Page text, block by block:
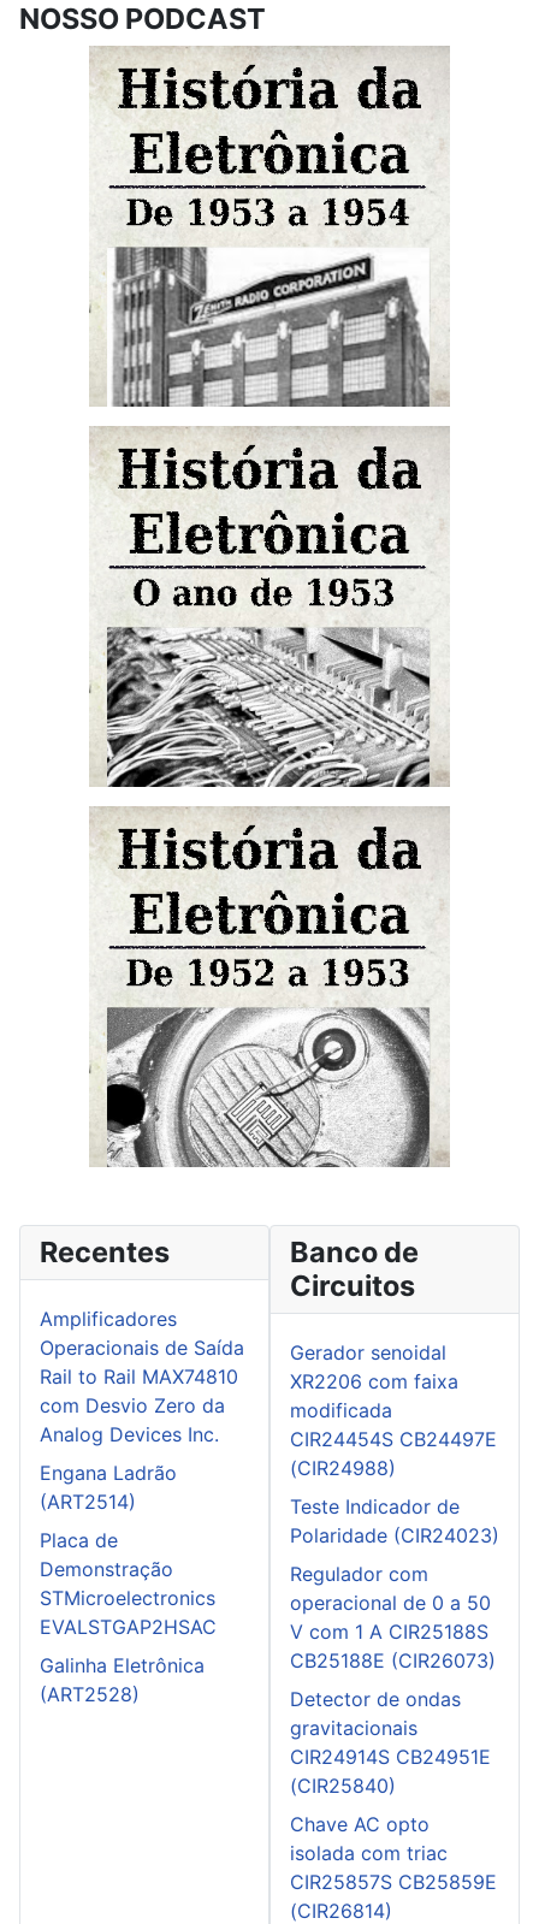
NOSSO PODCAST
Recentes
Amplificadores
Operacionais de Saída
Rail to Rail MAX74810
com Desvio Zero da
Analog Devices Inc.
Engana Ladrão
(ART2514)
Placa de
Demonstração
STMicroelectronics
EVALSTGAP2HSAC
Galinha Eletrônica
(ART2528)
Banco de
Circuitos
Gerador senoidal
XR2206 com faixa
modificada
CIR24454S CB24497E
(CIR24988)
Teste Indicador de
Polaridade (CIR24023)
Regulador com
operacional de 0 a 50
V com 1 A CIR25188S
CB25188E (CIR26073)
Detector de ondas
gravitacionais
CIR24914S CB24951E
(CIR25840)
Chave AC opto
isolada com triac
CIR25857S CB25859E
(CIR26814)